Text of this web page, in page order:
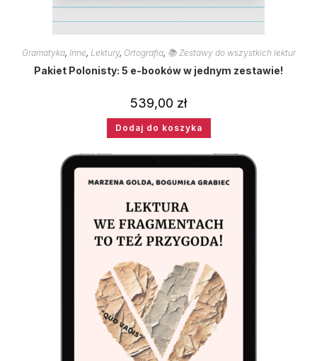
Gramatyka, Inne, Lektury, Ortografia, 📚 Zestawy do wszystkich lektur
Pakiet Polonisty: 5 e-booków w jednym zestawie!
539,00 zł
Dodaj do koszyka